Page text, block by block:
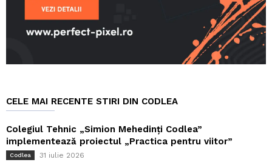
CELE MAI RECENTE STIRI DIN CODLEA
Colegiul Tehnic „Simion Mehedinți Codlea”
implementează proiectul „Practica pentru viitor”
Codlea 31 iulie 2026